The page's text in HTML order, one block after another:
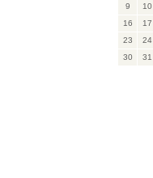
9
10
16
17
23
24
30
31